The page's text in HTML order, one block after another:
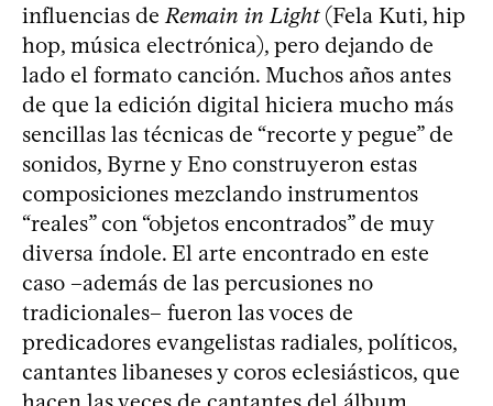
influencias de Remain in Light(Fela Kuti, hip
hop, música electrónica), pero dejando de
lado el formato canción. Muchos años antes
de que la edición digital hiciera mucho más
sencillas las técnicas de “recorte y pegue” de
sonidos, Byrne y Eno construyeron estas
composiciones mezclando instrumentos
“reales” con “objetos encontrados” de muy
diversa índole. El arte encontrado en este
caso –además de las percusiones no
tradicionales– fueron las voces de
predicadores evangelistas radiales, políticos,
cantantes libaneses y coros eclesiásticos, que